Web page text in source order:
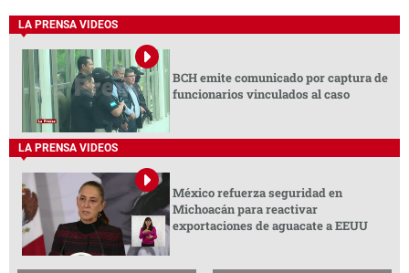
LA PRENSA VIDEOS
BCH emite comunicado por captura de
funcionarios vinculados al caso
LA PRENSA VIDEOS
México refuerza seguridad en
Michoacán para reactivar
exportaciones de aguacate a EEUU